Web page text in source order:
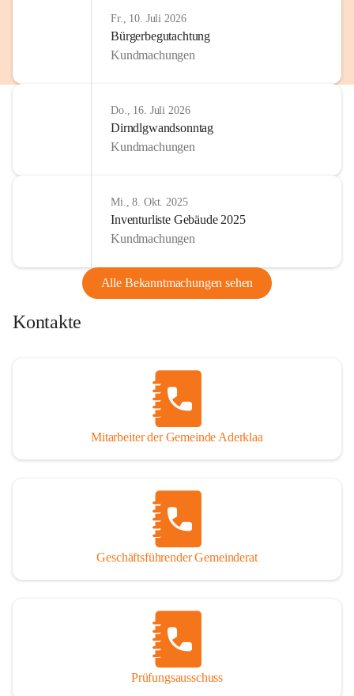
Fr., 10. Juli 2026
Bürgerbegutachtung
Kundmachungen
Do., 16. Juli 2026
Dirndlgwandsonntag
Kundmachungen
Mi., 8. Okt. 2025
Inventurliste Gebäude 2025
Kundmachungen
Alle Bekanntmachungen sehen
Kontakte
Mitarbeiter der Gemeinde Aderklaa
Geschäftsführender Gemeinderat
Prüfungsausschuss